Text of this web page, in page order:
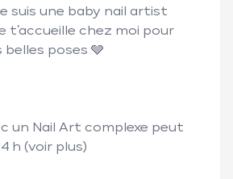
je suis une baby nail artist
t’accueille chez moi pour
poses 🩶
un Nail Art complexe peut
h (voir plus)